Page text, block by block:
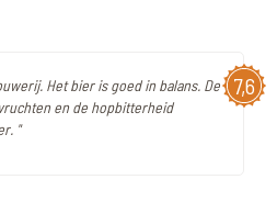
7,6
Het bier is goed in balans. De
en de hopbitterheid
"